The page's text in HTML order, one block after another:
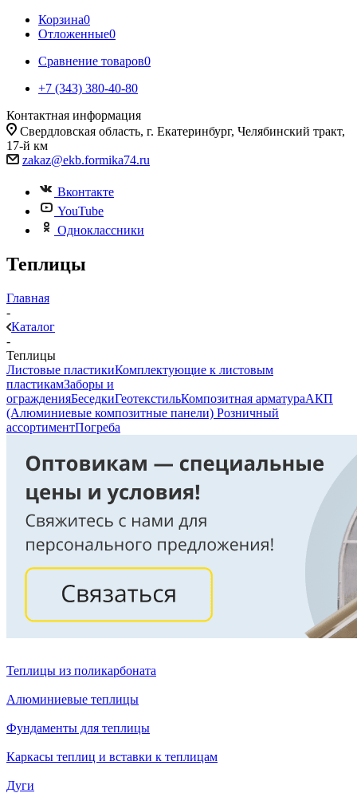
Корзина0
Отложенные0
Сравнение товаров0
+7 (343) 380-40-80
Контактная информация
Свердловская область, г. Екатеринбург, Челябинский тракт,
17-й км
zakaz@ekb.formika74.ru
Вконтакте
YouTube
Одноклассники
Теплицы
Главная
-
Каталог
-
Теплицы
Листовые пластикиКомплектующие к листовым
пластикамЗаборы и
огражденияБеседкиГеотекстильКомпозитная арматураАКП
(Алюминиевые композитные панели) Розничный
ассортиментПогреба
Теплицы из поликарбоната
Алюминиевые теплицы
Фундаменты для теплицы
Каркасы теплиц и вставки к теплицам
Дуги